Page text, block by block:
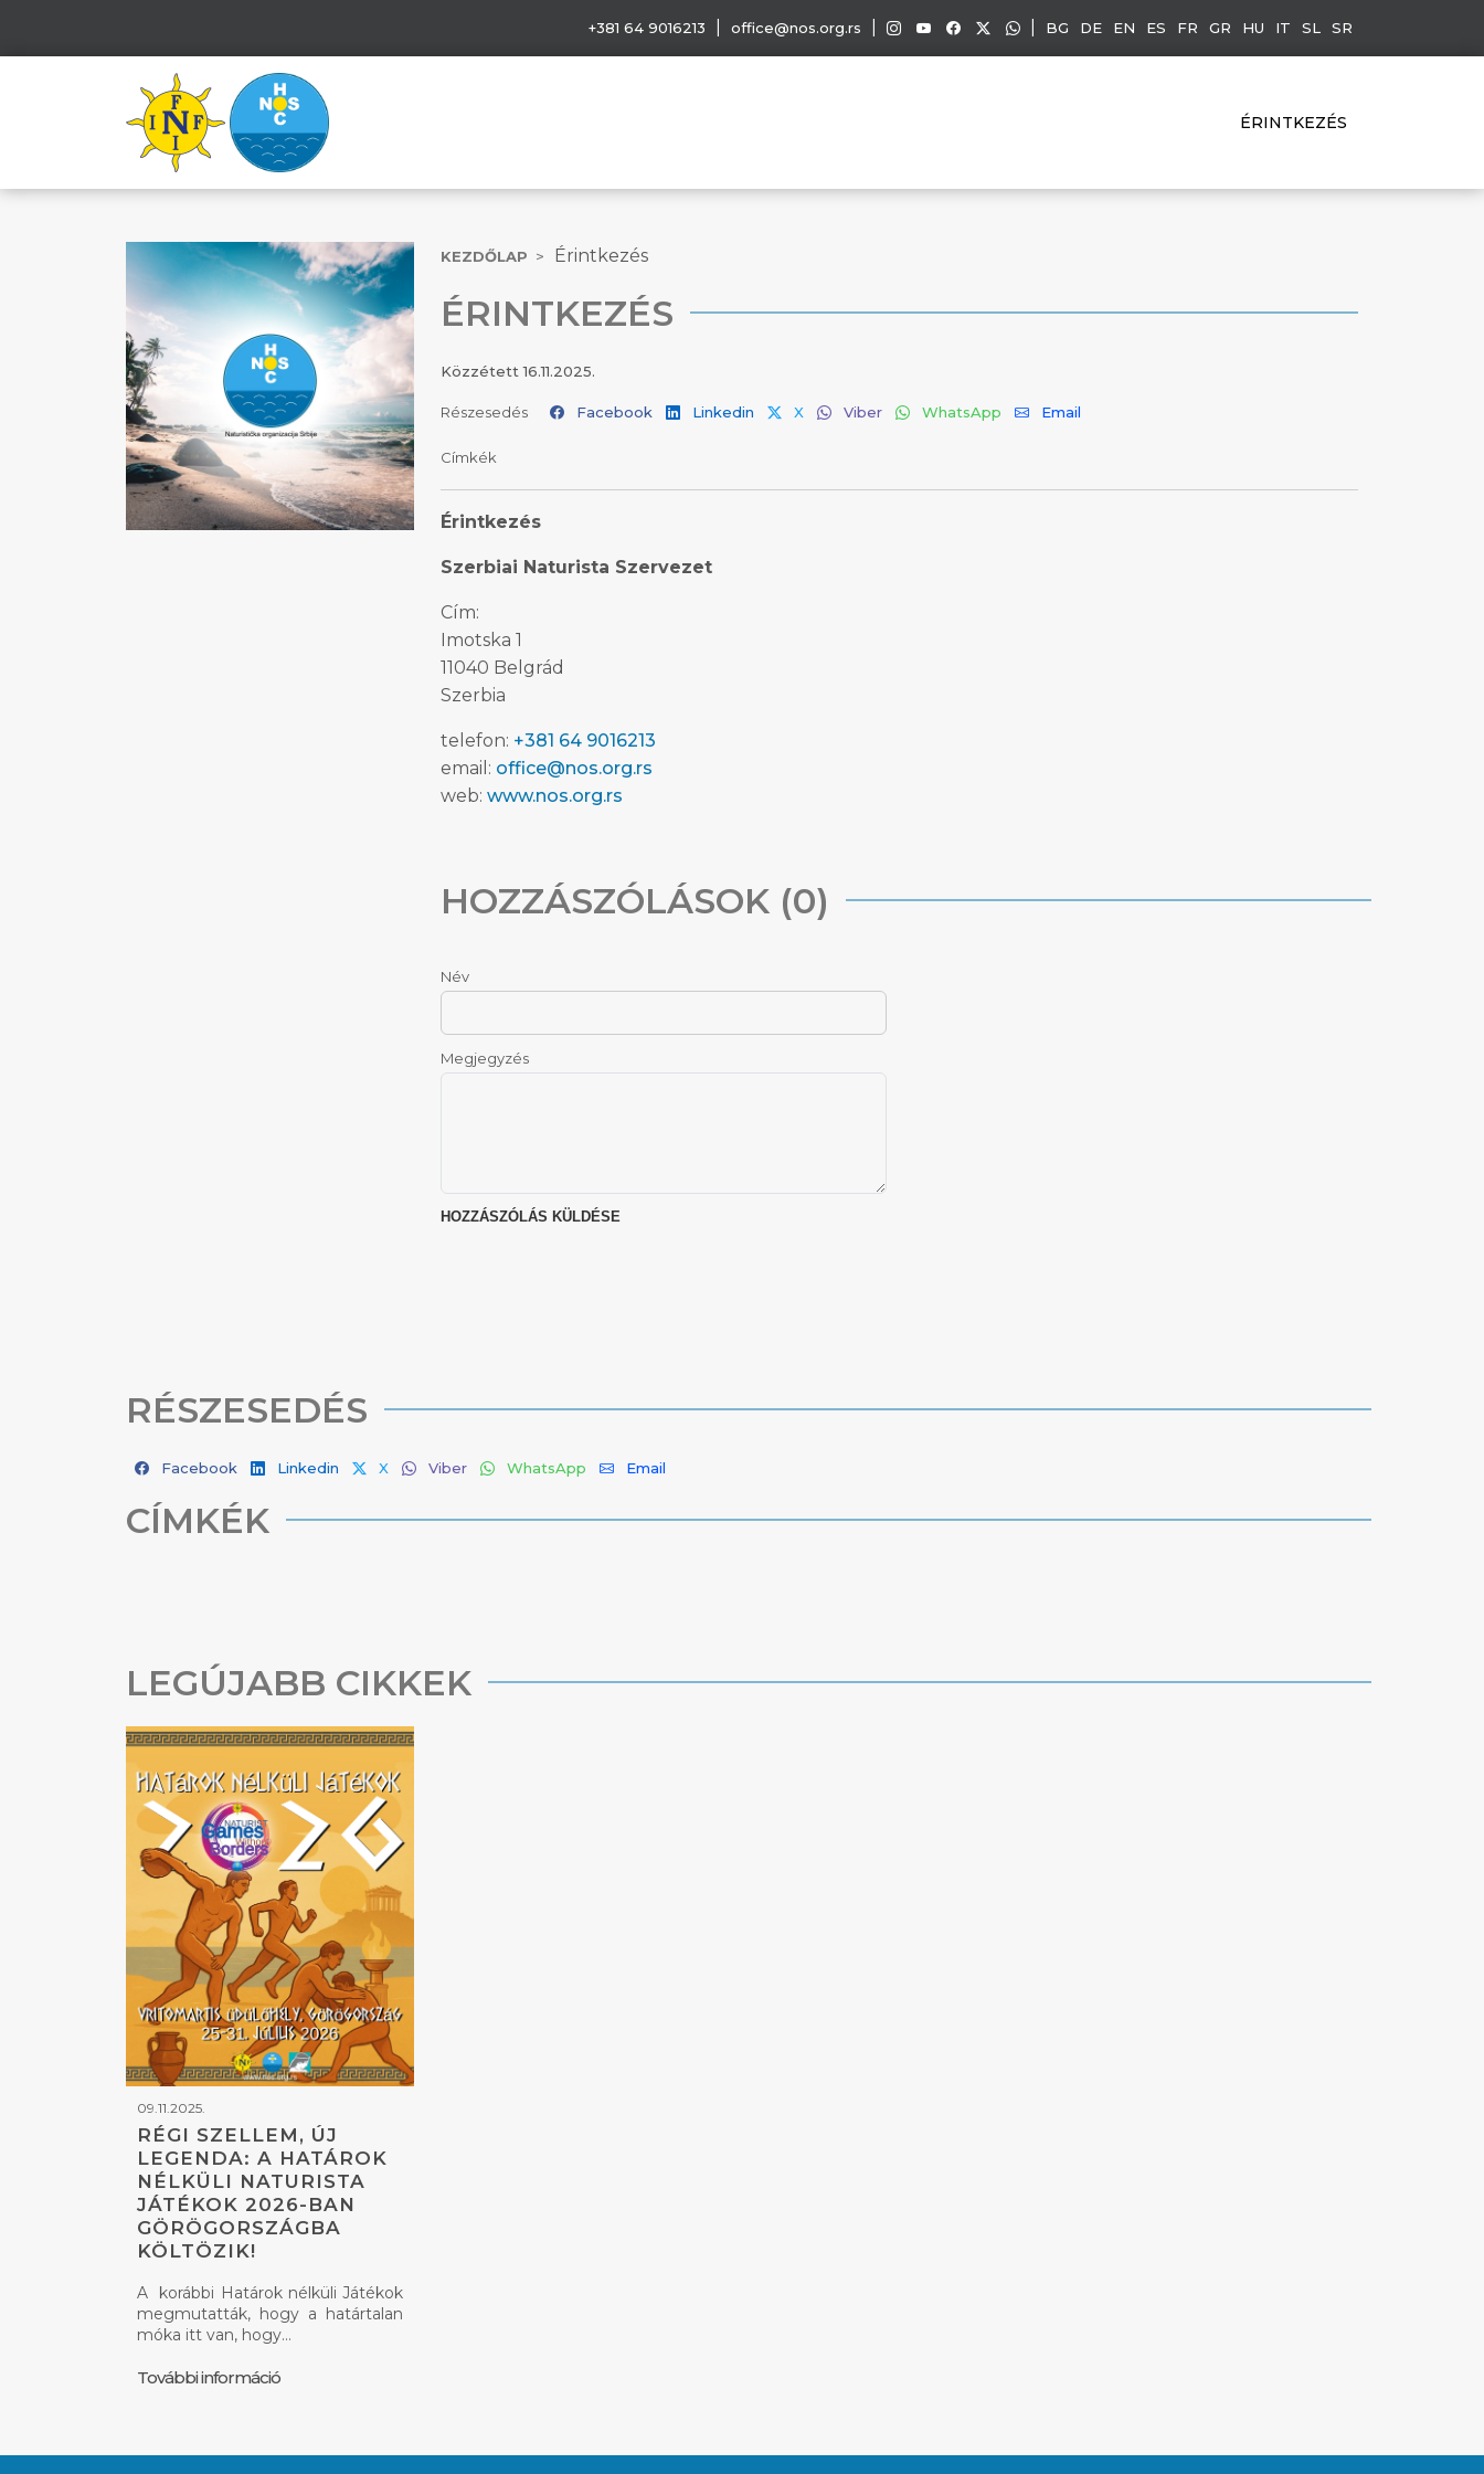
+381 64 9016213 office@nos.org.rs BG DE EN ES FR GR HU IT SL SR
ÉRINTKEZÉS
KEZDŐLAP Érintkezés
ÉRINTKEZÉS
Közzétett16.11.2025.
Részesedés Facebook Linkedin X Viber WhatsApp Email
Címkék
Érintkezés
Szerbiai Naturista Szervezet
Cím:
Imotska 1
11040 Belgrád
Szerbia
telefon: +381 64 9016213
email: office@nos.org.rs
web: www.nos.org.rs
HOZZÁSZÓLÁSOK (0)
Név
Megjegyzés
RÉSZESEDÉS
Facebook Linkedin X Viber WhatsApp Email
CÍMKÉK
LEGÚJABB CIKKEK
09.11.2025.
RÉGI SZELLEM, ÚJ
LEGENDA: A HATÁROK
NÉLKÜLI NATURISTA
JÁTÉKOK 2026-BAN
GÖRÖGORSZÁGBA
KÖLTÖZIK!
A korábbi Határok nélküli Játékok
megmutatták, hogy a határtalan
móka itt van, hogy…
További információ